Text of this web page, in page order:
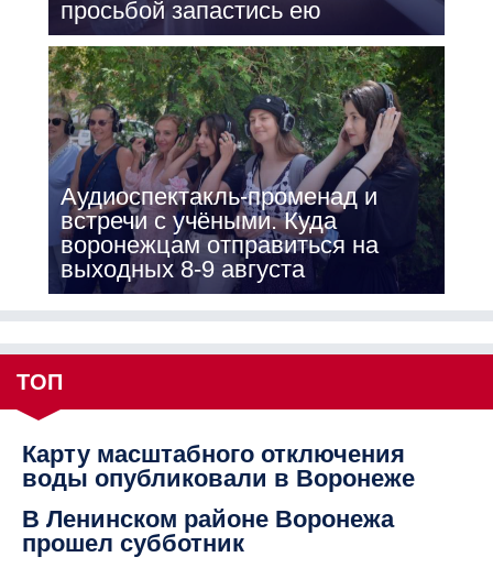
просьбой запастись ею
Аудиоспектакль-променад и
встречи с учёными. Куда
воронежцам отправиться на
выходных 8-9 августа
ТОП
Карту масштабного отключения
воды опубликовали в Воронеже
В Ленинском районе Воронежа
прошел субботник